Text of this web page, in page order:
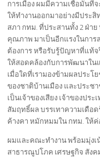
การเมือง ผมมีความเชื่อมั่นที่
ให้ทำงานออกมาอย่างมีประสิ
สภา กทม. ที่ประสานทั้ง 2 ฝ่
คุณภาพ มาเป็นอีกแรงในการ
ต้องการ หรือรับรู้ปัญหาที่แท้
ให้สอดคล้องกับการพัฒนาใน
เมื่อใดที่เรามองข้ามผลประโ
ของชาติบ้านเมือง และประช
เป็นเจ้าของเสียง เจ้าของปร
สัมฤทธิ์ผล บรรเทาความเดือ
ค้างคา หมักหมมใน กทม. ให้
ผมและคณะทำงาน พร้อมมุ่ง
สาธารณูปโภค เศรษฐกิจ สัง